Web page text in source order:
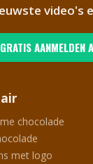
video's
GRATIS AANMELDEN
chocolade
met logo